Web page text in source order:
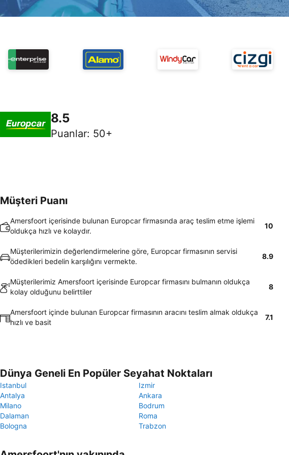
8.5
Puanlar: 50+
Müşteri Puanı
Amersfoort içerisinde bulunan Europcar firmasında araç teslim etme işlemi
oldukça hızlı ve kolaydır.
10
Müşterilerimizin değerlendirmelerine göre, Europcar firmasının servisi
ödedikleri bedelin karşılığını vermekte.
8.9
Müşterilerimiz Amersfoort içerisinde Europcar firmasını bulmanın oldukça
kolay olduğunu belirttiler
8
Amersfoort içinde bulunan Europcar firmasının aracını teslim almak oldukça
hızlı ve basit
7.1
Dünya Geneli En Popüler Seyahat Noktaları
Istanbul
Izmir
Antalya
Ankara
Milano
Bodrum
Dalaman
Roma
Bologna
Trabzon